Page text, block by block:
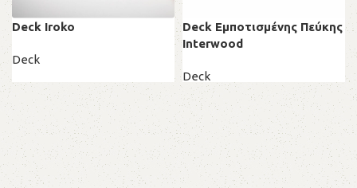
Deck Iroko
Deck
Deck Εμποτισμένης Πεύκης
Ιnterwood
Deck